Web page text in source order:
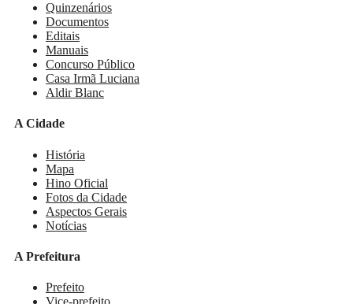
Quinzenários
Documentos
Editais
Manuais
Concurso Público
Casa Irmã Luciana
Aldir Blanc
A Cidade
História
Mapa
Hino Oficial
Fotos da Cidade
Aspectos Gerais
Notícias
A Prefeitura
Prefeito